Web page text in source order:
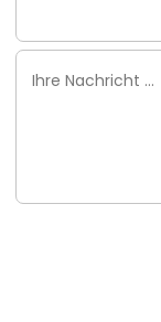
Ihre
Nachricht